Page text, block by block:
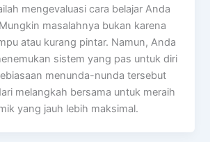
mengevaluasi cara belajar Anda
masalahnya bukan karena
atau kurang pintar. Namun, Anda
sistem yang pas untuk diri
menunda-nunda tersebut
melangkah bersama untuk meraih
yang jauh lebih maksimal.